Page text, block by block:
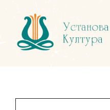
content